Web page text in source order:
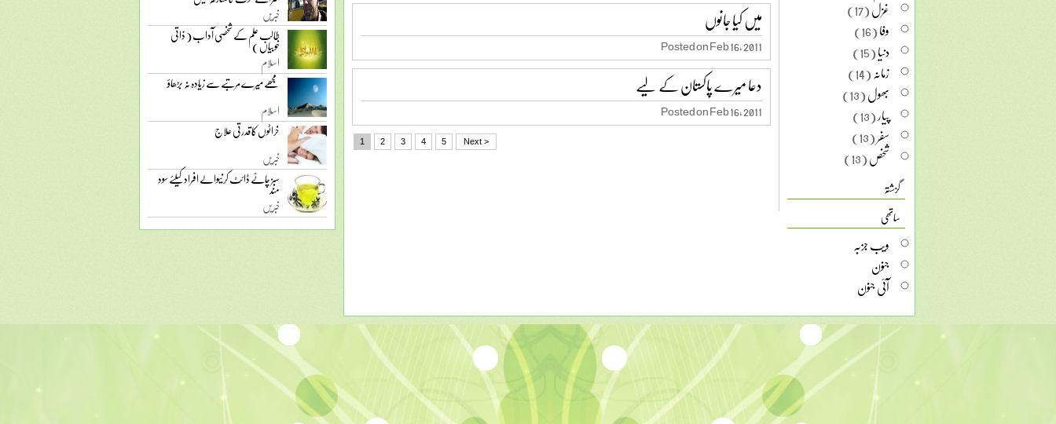
خبریں
طالب علم کے شخصی آداب ( ذاتی
خوبیاں )
اسلام
مجھے میرے مرتبے سے زیادہ نہ بڑھاؤ
اسلام
خراٹوں کا قدرتی علاج
خبریں
سبز چائے ڈائٹ کرنیوالے افراد کیلئے سود
مند
خبریں
میں کیا جانوں
Posted on Feb 16, 2011
دعا میرے پاکستان کے لیے
Posted on Feb 16, 2011
1 2 3 4 5 Next >
غزل(17)
وفا(16)
دنیا(15)
زمانہ(14)
بھول(13)
پیار(13)
سفر(13)
شخص(13)
گزشتہ
ساتھی
ویب جزبہ
جنون
آئی جنون